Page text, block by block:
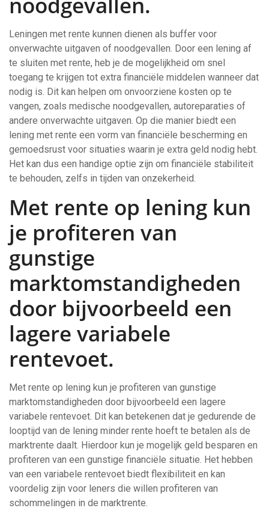
Leningen met rente kunnen dienen als buffer voor
onverwachte uitgaven of noodgevallen. Door een lening af
te sluiten met rente, heb je de mogelijkheid om snel
toegang te krijgen tot extra financiële middelen wanneer dat
nodig is. Dit kan helpen om onvoorziene kosten op te
vangen, zoals medische noodgevallen, autoreparaties of
andere onverwachte uitgaven. Op die manier biedt een
lening met rente een vorm van financiële bescherming en
gemoedsrust voor situaties waarin je extra geld nodig hebt.
Het kan dus een handige optie zijn om financiële stabiliteit
te behouden, zelfs in tijden van onzekerheid.
Met rente op lening kun
je profiteren van
gunstige
marktomstandigheden
door bijvoorbeeld een
lagere variabele
rentevoet.
Met rente op lening kun je profiteren van gunstige
marktomstandigheden door bijvoorbeeld een lagere
variabele rentevoet. Dit kan betekenen dat je gedurende de
looptijd van de lening minder rente hoeft te betalen als de
marktrente daalt. Hierdoor kun je mogelijk geld besparen en
profiteren van een gunstige financiële situatie. Het hebben
van een variabele rentevoet biedt flexibiliteit en kan
voordelig zijn voor leners die willen profiteren van
schommelingen in de marktrente.